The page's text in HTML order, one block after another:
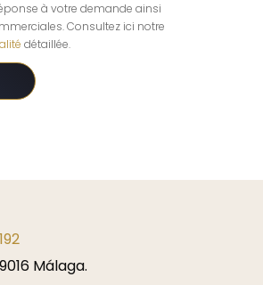
à votre demande ainsi
Consultez ici notre
détaillée.
Málaga.